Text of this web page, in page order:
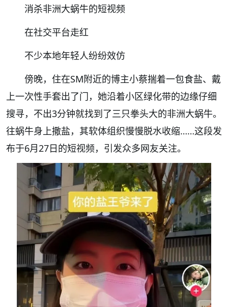
消杀非洲大蜗牛的短视频
在社交平台走红
不少本地年轻人纷纷效仿
傍晚，住在SM附近的博主小蔡揣着一包食盐、戴
上一次性手套出了门，她沿着小区绿化带的边缘仔细
搜寻，不出3分钟就找到了三只拳头大的非洲大蜗牛。
往蜗牛身上撒盐，其软体组织慢慢脱水收缩……这段发
布于6月27日的短视频，引发众多网友关注。